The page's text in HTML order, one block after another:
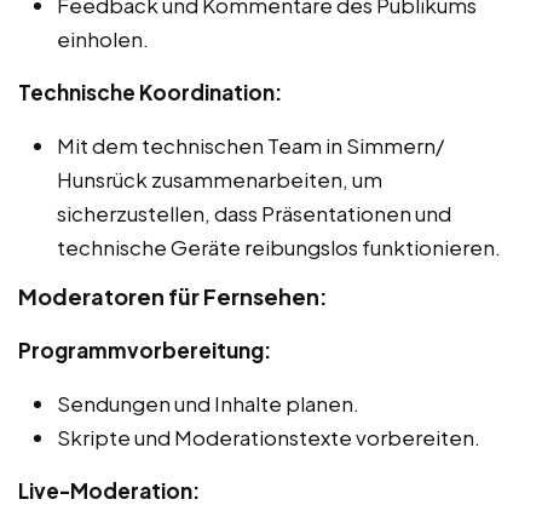
einholen.
Technische Koordination:
Mit dem technischen Team in Simmern/
Hunsrück zusammenarbeiten, um
sicherzustellen, dass Präsentationen und
technische Geräte reibungslos funktionieren.
Moderatoren für Fernsehen:
Programmvorbereitung:
Sendungen und Inhalte planen.
Skripte und Moderationstexte vorbereiten.
Live-Moderation: